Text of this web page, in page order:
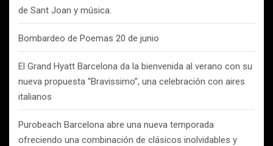
de Sant Joan y música.
Bombardeo de Poemas 20 de junio
El Grand Hyatt Barcelona da la bienvenida al verano con su
nueva propuesta “Bravissimo”, una celebración con aires
italianos
Purobeach Barcelona abre una nueva temporada
ofreciendo una combinación de clásicos inolvidables y